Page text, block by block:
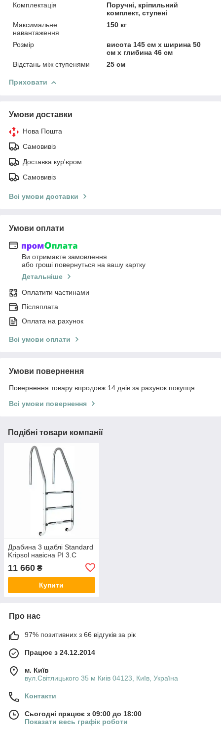
Комплектація
Поручні, кріпильний
комплект, ступені
Максимальне
навантаження
150 кг
Розмір
висота 145 см х ширина 50
см х глибина 46 см
Відстань між ступенями
25 см
Приховати
Умови доставки
Нова Пошта
Самовивіз
Доставка кур'єром
Самовивіз
Всі умови доставки
Умови оплати
Ви отримаєте замовлення
або гроші повернуться на вашу картку
Детальніше
Оплатити частинами
Післяплата
Оплата на рахунок
Всі умови оплати
Умови повернення
Повернення товару впродовж 14 днів за рахунок покупця
Всі умови повернення
Подібні товари компанії
Драбина 3 щаблі Standard
Kripsol навісна PI 3.C
11 660 ₴
Купити
Про нас
97% позитивних з 66 відгуків за рік
Працює з 24.12.2014
м. Київ
вул.Світлицького 35 м Киів 04123, Київ, Україна
Контакти
Сьогодні працює з 09:00 до 18:00
Показати весь графік роботи